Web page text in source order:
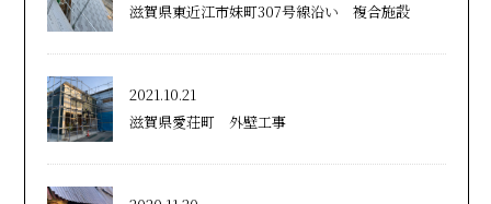
滋賀県東近江市妹町307号線沿い 複合施設
2021.10.21
滋賀県愛荘町 外壁工事